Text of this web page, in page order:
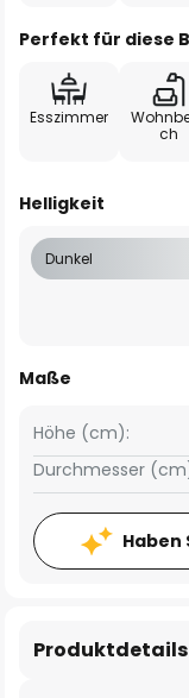
Perfekt für diese
Esszimmer
ch
Helligkeit
Dunkel
Maße
Höhe (cm):
Durchmesser
Haben
Produktdetails